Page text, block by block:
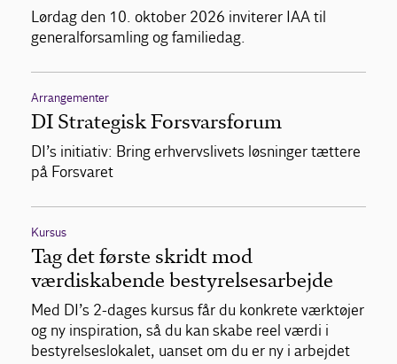
Lørdag den 10. oktober 2026 inviterer IAA til
generalforsamling og familiedag.
Arrangementer
DI Strategisk Forsvarsforum
DI’s initiativ: Bring erhvervslivets løsninger tættere
på Forsvaret
Kursus
Tag det første skridt mod
værdiskabende bestyrelsesarbejde
Med DI’s 2-dages kursus får du konkrete værktøjer
og ny inspiration, så du kan skabe reel værdi i
bestyrelseslokalet, uanset om du er ny i arbejdet